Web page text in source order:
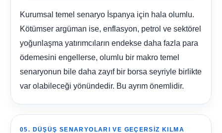
Kurumsal temel senaryo İspanya için hala olumlu.
Kötümser argüman ise, enflasyon, petrol ve sektörel
yoğunlaşma yatırımcıların endekse daha fazla para
ödemesini engellerse, olumlu bir makro temel
senaryonun bile daha zayıf bir borsa seyriyle birlikte
var olabileceği yönündedir. Bu ayrım önemlidir.
05. DÜŞÜŞ SENARYOLARI VE GEÇERSIZ KILMA